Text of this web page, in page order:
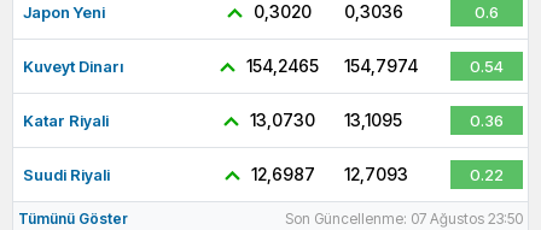
Japon Yeni 0,3020 0,3036 0.6
Kuveyt Dinarı 154,2465 154,7974 0.54
Katar Riyali 13,0730 13,1095 0.36
Suudi Riyali 12,6987 12,7093 0.22
Tümünü Göster Son Güncellenme: 07 Ağustos 23:50